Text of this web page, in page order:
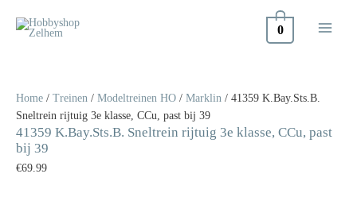
naar
0
Home / Treinen / Modeltreinen HO / Marklin / 41359 K.Bay.Sts.B.
Sneltrein rijtuig 3e klasse, CCu, past bij 39
41359 K.Bay.Sts.B. Sneltrein rijtuig 3e klasse, CCu, past
bij 39
€69.99